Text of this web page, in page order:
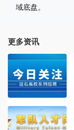
域底盘。
更多资讯